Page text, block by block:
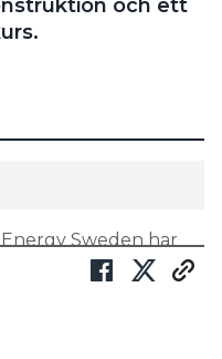
och ett
Sweden har
och